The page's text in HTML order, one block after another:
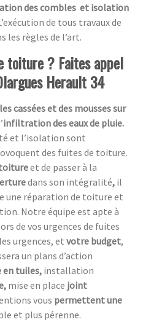
des combles et isolation
de tous travaux de
les règles de l’art.
toiture ? Faites appel
Herault 34
cassées et des mousses sur
infiltration des eaux de pluie.
et l’isolation sont
des fuites de toiture.
et de passer à la
dans son intégralité, il
une réparation de toiture et
Notre équipe est apte à
de vos urgences de fuites
urgences, et votre budget,
un plans d’action
tuiles,installation
mise en place joint
vous permettent une
et plus pérenne.